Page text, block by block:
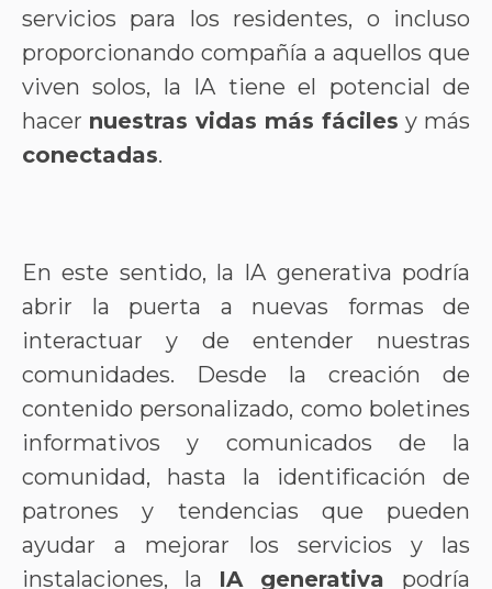
servicios para los residentes, o incluso
proporcionando compañía a aquellos que
viven solos, la IA tiene el potencial de
hacer nuestras vidas más fáciles y más
conectadas.
En este sentido, la IA generativa podría
abrir la puerta a nuevas formas de
interactuar y de entender nuestras
comunidades. Desde la creación de
contenido personalizado, como boletines
informativos y comunicados de la
comunidad, hasta la identificación de
patrones y tendencias que pueden
ayudar a mejorar los servicios y las
instalaciones, la IA generativa podría